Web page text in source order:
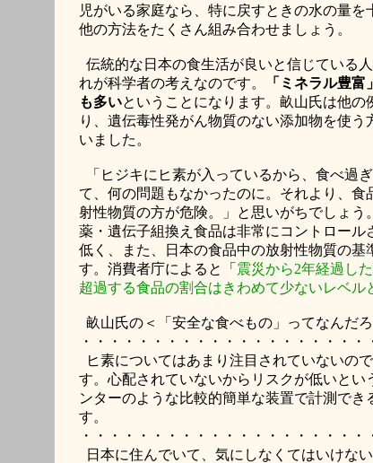
児がいる家庭なら、特に戻すときの水の量
他の方法をたくさん組み合わせましょう。
伝統的な日本の食生活が良いと信じている
れが科学者の考えなのです。
「ミネラル豊
も多いということになります。畝山氏は他
り、遺伝毒性発がん物質のない添加物を使
いました。
「ヒジキにヒ素が入っているから、食べ過
て、何の問題もなかったのに。それより、
射性物質の方が危険。」と思いがちでしょ
薬・遺伝子組換え食品は非常にコントロー
低く、また、日本の食品中の放射性物質の
す。消費者庁によると「 震災から2年経過し
超過する食品の割合はきわめて少ないレベル
畝山氏の＜「安全な食べもの」ってなんだ
・・・・・・・・・・・・・・・・・・・・
ヒ素についてはあまり注目されていないの
す。心配されていないからリスクが低いと
ンターのような比較的簡単な装置で計測で
す。
・・・・・・・・・・・・・・・・・・・・
日本に住んでいて、気にしなくてはいけな